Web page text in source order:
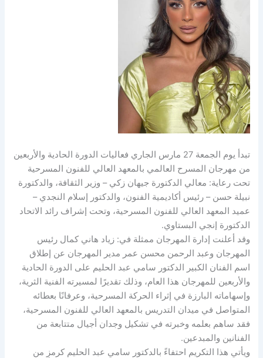
تبدأ يوم الجمعة 27 مارس الجاري فعاليات الدورة الحادية والأربعين
من مهرجان المسرح العالمي بالمعهد العالي للفنون المسرحية
تحت رعاية: معالي الدكتورة جيهان زكي – وزير الثقافة، والدكتورة
نبيلة حسن – رئيس أكاديمية الفنون، والدكتور إسلام النجدي –
عميد المعهد العالي للفنون المسرحية، وتحت إشراف رائد الاتحاد
الدكتورة إنجي البستاوي.
وقد أعلنت إدارة المهرجان ممثلة في: زياد هاني كمال رئيس
المهرجان وعبد الرحمن محسن عمر مدير المهرجان عن إطلاق
اسم الفنان الكبير الدكتور سامي عبد الحليم على الدورة الحادية
والأربعين للمهرجان هذا العام، وذلك تقديرًا لمسيرته الفنية الثرية،
وإسهاماته البارزة في إثراء الحركة المسرحية، وعرفانًا بعطائه
المتواصل في ميدان التدريس بالمعهد العالي للفنون المسرحية،
فقد ساهم بعلمه وخبرته في تشكيل وجدان أجيال متتابعة من
الفنانين والمبدعين.
ويأتي هذا التكريم احتفاءً بالدكتور سامي عبد الحليم كرمزٍ من